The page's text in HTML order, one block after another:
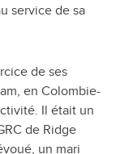
service de sa
de ses
en Colombie-
Il était un
de Ridge
un mari